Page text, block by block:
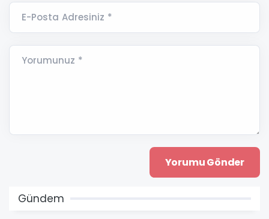
E-Posta Adresiniz *
Yorumunuz *
Gündem